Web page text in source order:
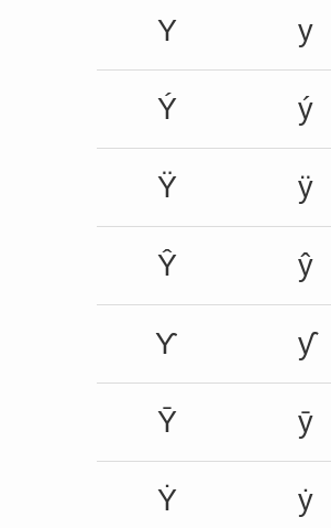
Y y
Ý ý
Ÿ ÿ
Ŷ ŷ
Ƴ ƴ
Ȳ ȳ
Ẏ ẏ